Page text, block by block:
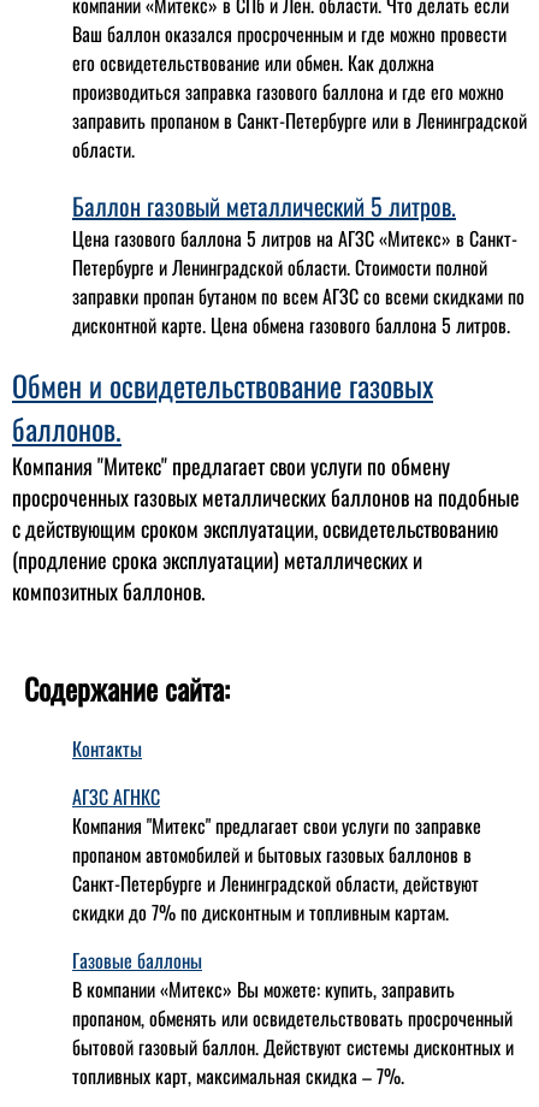
Ваш баллон оказался просроченным и где можно провести
его освидетельствование или обмен. Как должна
производиться заправка газового баллона и где его можно
заправить пропаном в Санкт-Петербурге или в Ленинградской
области.
Баллон газовый металлический 5 литров.
Цена газового баллона 5 литров на АГЗС «Митекс» в Санкт-
Петербурге и Ленинградской области. Стоимости полной
заправки пропан бутаном по всем АГЗС со всеми скидками по
дисконтной карте. Цена обмена газового баллона 5 литров.
Обмен и освидетельствование газовых
баллонов.
Компания "Митекс" предлагает свои услуги по обмену
просроченных газовых металлических баллонов на подобные
с действующим сроком эксплуатации, освидетельствованию
(продление срока эксплуатации) металлических и
композитных баллонов.
Содержание сайта:
Контакты
АГЗС АГНКС
Компания "Митекс" предлагает свои услуги по заправке
пропаном автомобилей и бытовых газовых баллонов в
Санкт-Петербурге и Ленинградской области, действуют
скидки до 7% по дисконтным и топливным картам.
Газовые баллоны
В компании «Митекс» Вы можете: купить, заправить
пропаном, обменять или освидетельствовать просроченный
бытовой газовый баллон. Действуют системы дисконтных и
топливных карт, максимальная скидка – 7%.